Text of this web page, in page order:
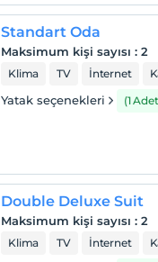
Standart Oda
Maksimum kişi sayısı : 2
Klima TV İnternet
Yatak seçenekleri (1
Double Deluxe Suit
Maksimum kişi sayısı : 2
Klima TV İnternet